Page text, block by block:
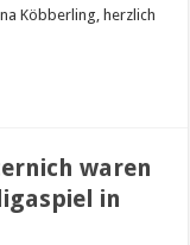
Köbberling, herzlich
waren
in